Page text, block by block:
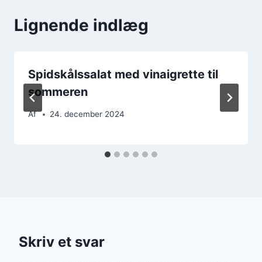
Lignende indlæg
Spidskålssalat med vinaigrette til
sommeren
Af 24. december 2024
Skriv et svar